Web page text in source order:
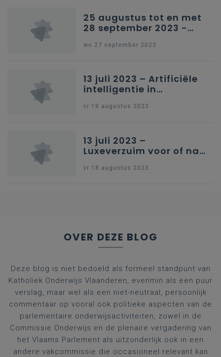
25 augustus tot en met
28 september 2023 -
wo 27 september 2023
13 juli 2023 – Artificiële
intelligentie in
vr 18 augustus 2023
13 juli 2023 –
Luxeverzuim voor of na
vr 18 augustus 2023
OVER DEZE BLOG
Deze blog is niet bedoeld als formeel standpunt van
Katholiek Onderwijs Vlaanderen, evenmin als een puur
verslag, maar wel als een niet-neutraal, persoonlijk
commentaar op vooral ook politieke aspecten van de
parlementaire onderwijsactiviteiten, zowel in de
Commissie Onderwijs en de plenaire vergadering van
het Vlaams Parlement als uitzonderlijk ook in een
andere vakcommissie die occasioneel relevant kan